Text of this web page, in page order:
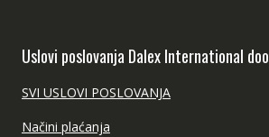
Uslovi poslovanja Dalex International doo
SVI USLOVI POSLOVANJA
Načini plaćanja